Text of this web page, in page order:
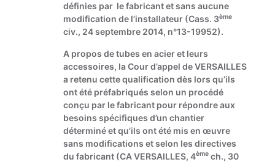
définies par le fabricant et sans aucune
modification de l’installateur (Cass. 3ème
civ., 24 septembre 2014, n°13-19952).
A propos de tubes en acier et leurs
accessoires, la Cour d’appel de VERSAILLES
a retenu cette qualification dès lors qu’ils
ont été préfabriqués selon un procédé
conçu par le fabricant pour répondre aux
besoins spécifiques d’un chantier
déterminé et qu’ils ont été mis en œuvre
sans modifications et selon les directives
du fabricant (CA VERSAILLES, 4èmech., 30